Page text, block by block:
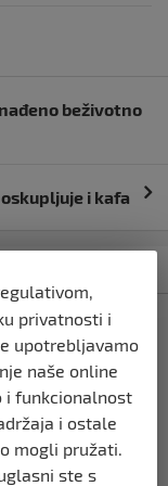
beživotno
i kafa
privatnosti i
upotrebljavamo
naše online
i funkcionalnost
i ostale
mogli pružati.
ste s